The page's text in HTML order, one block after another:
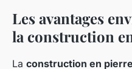
Les avantages
la construction
La construction en pierre